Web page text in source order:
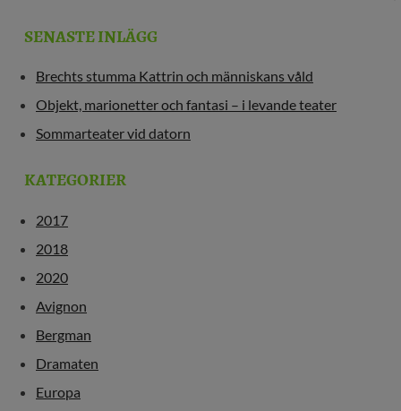
SENASTE INLÄGG
Brechts stumma Kattrin och människans våld
Objekt, marionetter och fantasi – i levande teater
Sommarteater vid datorn
KATEGORIER
2017
2018
2020
Avignon
Bergman
Dramaten
Europa